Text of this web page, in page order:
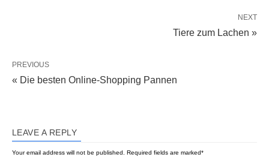
NEXT
Tiere zum Lachen »
PREVIOUS
« Die besten Online-Shopping Pannen
LEAVE A REPLY
Your email address will not be published. Required fields are marked*